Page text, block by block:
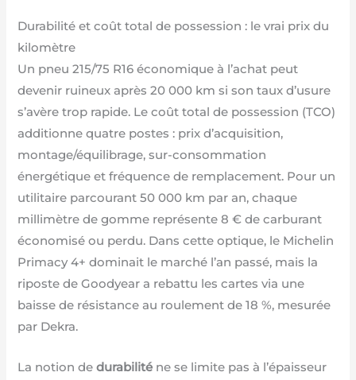
Durabilité et coût total de possession : le vrai prix du
kilomètre
Un pneu 215/75 R16 économique à l’achat peut
devenir ruineux après 20 000 km si son taux d’usure
s’avère trop rapide. Le coût total de possession (TCO)
additionne quatre postes : prix d’acquisition,
montage/équilibrage, sur-consommation
énergétique et fréquence de remplacement. Pour un
utilitaire parcourant 50 000 km par an, chaque
millimètre de gomme représente 8 € de carburant
économisé ou perdu. Dans cette optique, le Michelin
Primacy 4+ dominait le marché l’an passé, mais la
riposte de Goodyear a rebattu les cartes via une
baisse de résistance au roulement de 18 %, mesurée
par Dekra.
La notion dedurabilité ne se limite pas à l’épaisseur